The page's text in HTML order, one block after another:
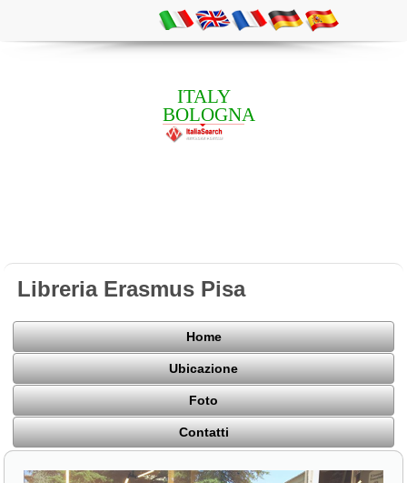
ITALY
BOLOGNA
Libreria Erasmus Pisa
Home
Ubicazione
Foto
Contatti